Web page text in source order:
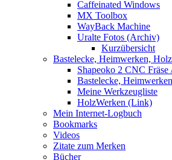
Caffeinated Windows
MX Toolbox
WayBack Machine
Uralte Fotos (Archiv)
Kurzübersicht
Bastelecke, Heimwerken,
Shapeoko 2 CNC Fräse
Bastelecke,
Meine Werkzeugliste
HolzWerken (Link)
Mein Internet-Logbuch
Bookmarks
Videos
Zitate zum Merken
Bücher